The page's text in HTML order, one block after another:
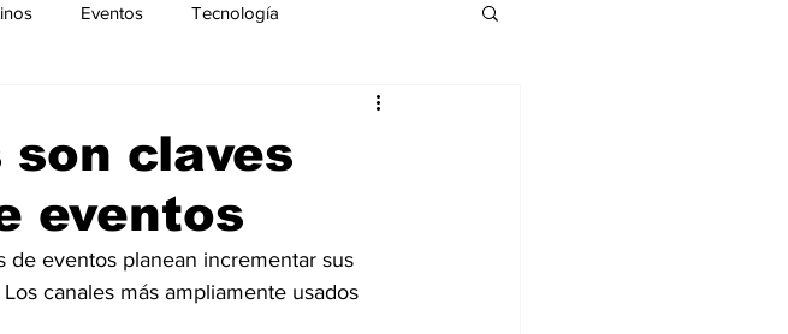
Eventos Tecnología
claves
eventos
de eventos planean incrementar sus
canales más ampliamente usados